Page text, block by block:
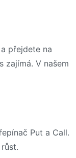
přejdete na
zajímá. V našem
Put a Call.